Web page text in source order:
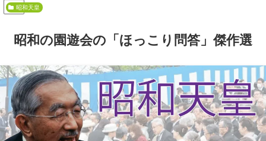
PR
昭和の園遊会の「ほっこり問答」傑作選
昭和天皇